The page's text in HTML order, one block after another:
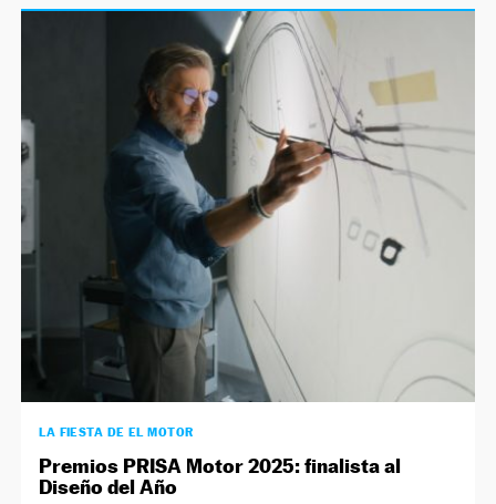
LA FIESTA DE EL MOTOR
Premios PRISA Motor 2025: finalista al
Diseño del Año